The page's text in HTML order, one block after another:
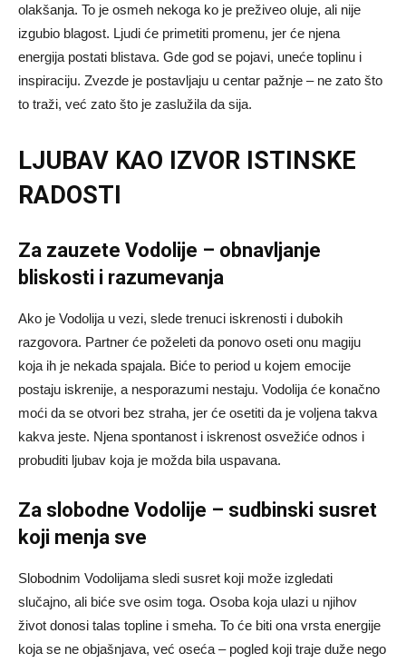
olakšanja. To je osmeh nekoga ko je preživeo oluje, ali nije
izgubio blagost. Ljudi će primetiti promenu, jer će njena
energija postati blistava. Gde god se pojavi, uneće toplinu i
inspiraciju. Zvezde je postavljaju u centar pažnje – ne zato što
to traži, već zato što je zaslužila da sija.
LJUBAV KAO IZVOR ISTINSKE
RADOSTI
Za zauzete Vodolije – obnavljanje
bliskosti i razumevanja
Ako je Vodolija u vezi, slede trenuci iskrenosti i dubokih
razgovora. Partner će poželeti da ponovo oseti onu magiju
koja ih je nekada spajala. Biće to period u kojem emocije
postaju iskrenije, a nesporazumi nestaju. Vodolija će konačno
moći da se otvori bez straha, jer će osetiti da je voljena takva
kakva jeste. Njena spontanost i iskrenost osvežiće odnos i
probuditi ljubav koja je možda bila uspavana.
Za slobodne Vodolije – sudbinski susret
koji menja sve
Slobodnim Vodolijama sledi susret koji može izgledati
slučajno, ali biće sve osim toga. Osoba koja ulazi u njihov
život donosi talas topline i smeha. To će biti ona vrsta energije
koja se ne objašnjava, već oseća – pogled koji traje duže nego